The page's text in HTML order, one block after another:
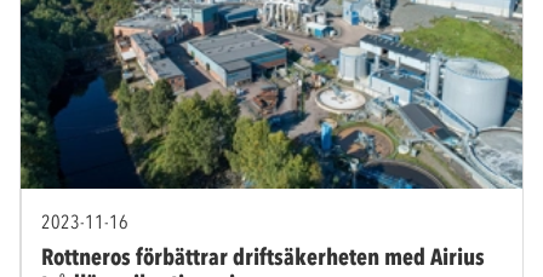
2023-11-16
Rottneros förbättrar driftsäkerheten med Airius